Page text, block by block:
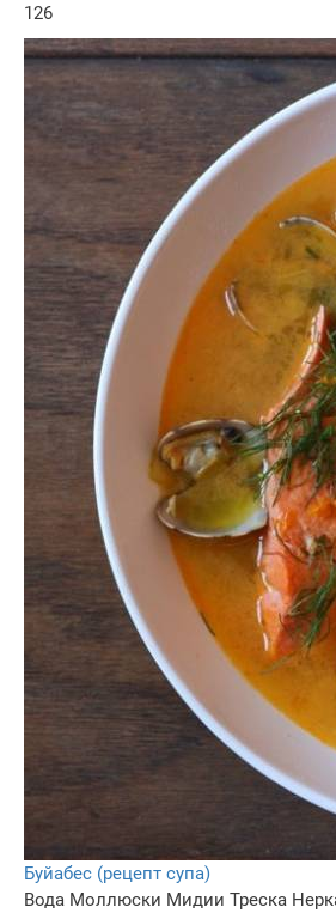
126
Буйабес (рецепт супа)
Вода Моллюски Мидии Треска